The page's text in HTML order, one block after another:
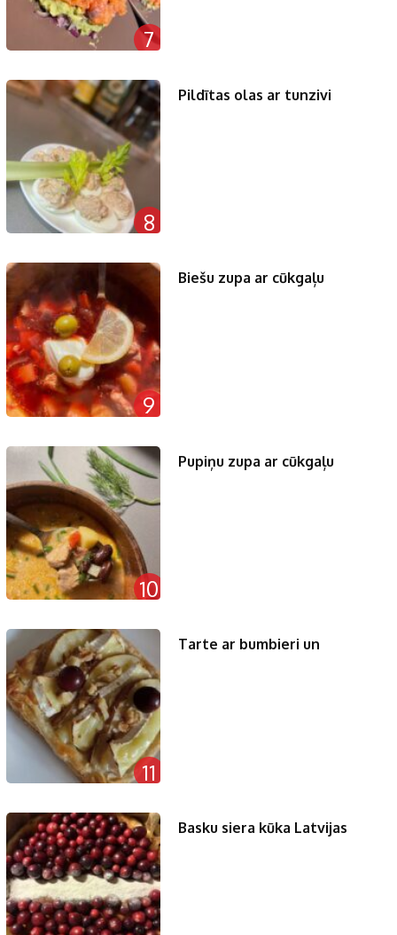
7
8
Pildītas olas ar tunzivi
9
Biešu zupa ar cūkgaļu
10
Pupiņu zupa ar cūkgaļu
11
Tarte ar bumbieri un
Basku siera kūka Latvijas